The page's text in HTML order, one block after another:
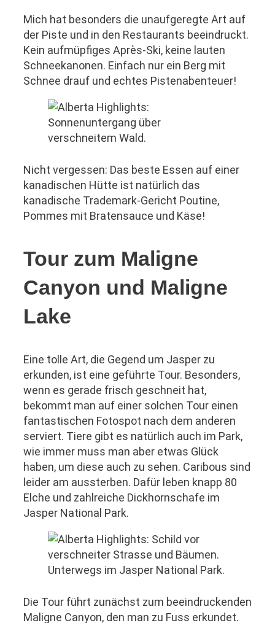
Mich hat besonders die unaufgeregte Art auf
der Piste und in den Restaurants beeindruckt.
Kein aufmüpfiges Après-Ski, keine lauten
Schneekanonen. Einfach nur ein Berg mit
Schnee drauf und echtes Pistenabenteuer!
Nicht vergessen: Das beste Essen auf einer
kanadischen Hütte ist natürlich das
kanadische Trademark-Gericht Poutine,
Pommes mit Bratensauce und Käse!
Tour zum Maligne
Canyon und Maligne
Lake
Eine tolle Art, die Gegend um Jasper zu
erkunden, ist eine geführte Tour. Besonders,
wenn es gerade frisch geschneit hat,
bekommt man auf einer solchen Tour einen
fantastischen Fotospot nach dem anderen
serviert. Tiere gibt es natürlich auch im Park,
wie immer muss man aber etwas Glück
haben, um diese auch zu sehen. Caribous sind
leider am aussterben. Dafür leben knapp 80
Elche und zahlreiche Dickhornschafe im
Jasper National Park.
Unterwegs im Jasper National Park.
Die Tour führt zunächst zum beeindruckenden
Maligne Canyon, den man zu Fuss erkundet.